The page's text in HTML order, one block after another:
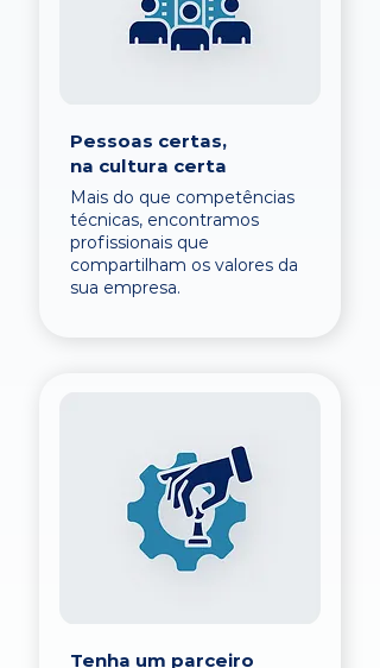
Pessoas certas,
na cultura certa
Mais do que competências
técnicas, encontramos
profissionais que
compartilham os valores da
sua empresa.
Tenha um parceiro